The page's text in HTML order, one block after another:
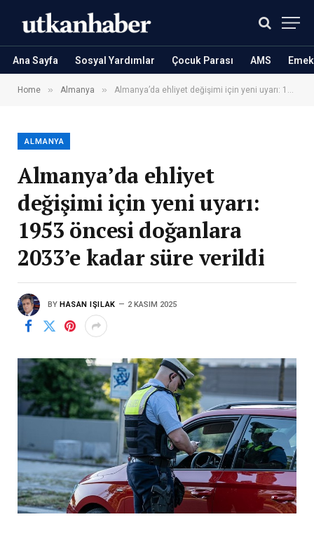
Ana Sayfa Sosyal Yardımlar Çocuk Parası AMS
Home » Almanya » Almanya’da ehliyet değişimi için yeni uyarı: 1953 öncesi doğanlara 2033’e kadar süre verildi
ALMANYA
Almanya’da ehliyet
değişimi için yeni uyarı:
1953 öncesi doğanlara
2033’e kadar süre verildi
BY HASAN IŞILAK 2 KASIM 2025